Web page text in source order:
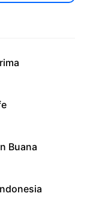
Buana